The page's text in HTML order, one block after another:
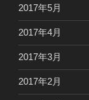
2017年5月
2017年4月
2017年3月
2017年2月